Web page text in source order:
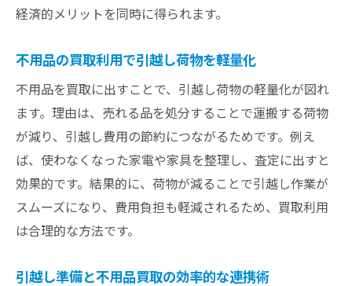
経済的メリットを同時に得られます。
不用品の買取利用で引越し荷物を軽量化
不用品を買取に出すことで、引越し荷物の軽量化が図れ
ます。理由は、売れる品を処分することで運搬する荷物
が減り、引越し費用の節約につながるためです。例え
ば、使わなくなった家電や家具を整理し、査定に出すと
効果的です。結果的に、荷物が減ることで引越し作業が
スムーズになり、費用負担も軽減されるため、買取利用
は合理的な方法です。
引越し準備と不用品買取の効率的な連携術